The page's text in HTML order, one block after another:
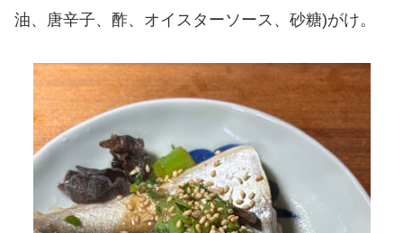
油、唐辛子、酢、オイスターソース、砂糖)がけ。